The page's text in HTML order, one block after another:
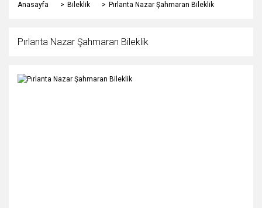
Anasayfa Bileklik Pırlanta Nazar Şahmaran Bileklik
Pırlanta Nazar Şahmaran Bileklik